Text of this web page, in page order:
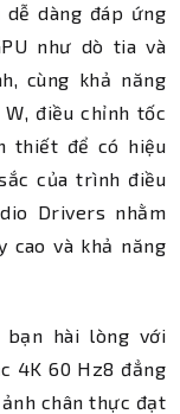
dễ dàng đáp ứng
như dò tia và
cùng khả năng
điều chỉnh tốc
thiết để có hiệu
của trình điều
Drivers nhằm
cao và khả năng
bạn hài lòng với
4K 60 Hz8 đẳng
chân thực đạt